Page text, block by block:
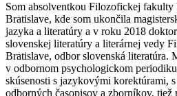
Som absolventkou Filozofickej
Bratislave, kde som ukončila
jazyka a literatúry a v roku 2018
slovenskej literatúry a literárnej vedy
Bratislave, odbor slovenská literatúra.
v odbornom psychologickom
skúsenosti s jazykovými korektúrami,
odborných časopisov a zborníkov,